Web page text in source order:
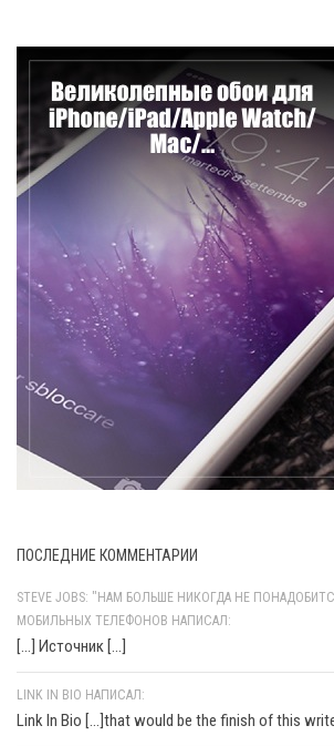
ПОСЛЕДНИЕ КОММЕНТАРИИ
STEVE JOBS: "НАМ БОЛЬШЕ НИКОГДА НЕ
МОБИЛЬНЫХ ТЕЛЕФОНОВ НАПИСАЛ:
[…] Источник […]
LINK IN BIO НАПИСАЛ:
Link In Bio [...]that would be the finish of this